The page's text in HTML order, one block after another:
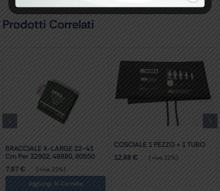
Prodotti Correlati
BRACCIALE X-LARGE 22-43
Cm Per 32902, 49880, 80550
7,87€
(+iva 22%)
Aggiungi Al Carrello
COSCIALE 1 PEZZO + 1 TUBO
12,88€ (+iva 22%)